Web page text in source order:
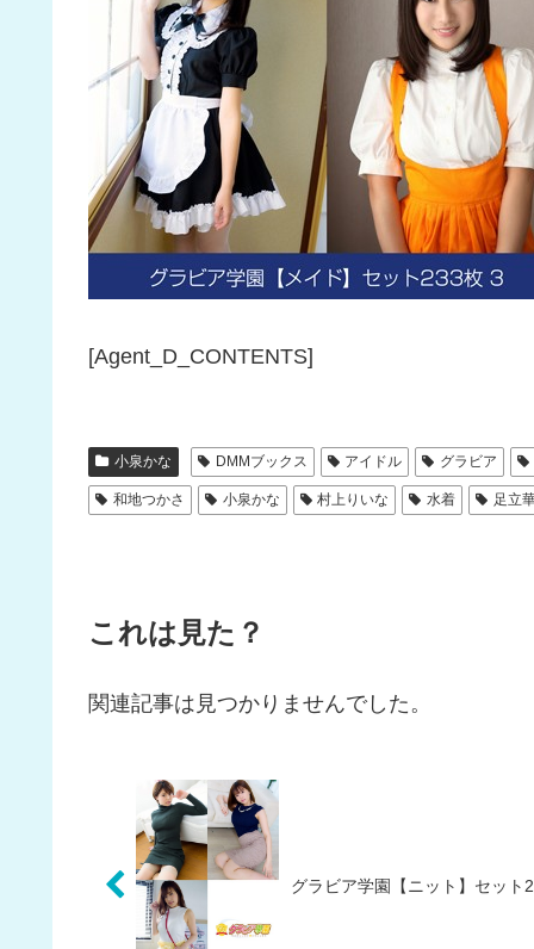
[Agent_D_CONTENTS]
小泉かな DMMブックス アイドル グラビア
和地つかさ 小泉かな 村上りいな 水着 足立
これは見た？
関連記事は見つかりませんでした。
グラビア学園【ニット】セッ